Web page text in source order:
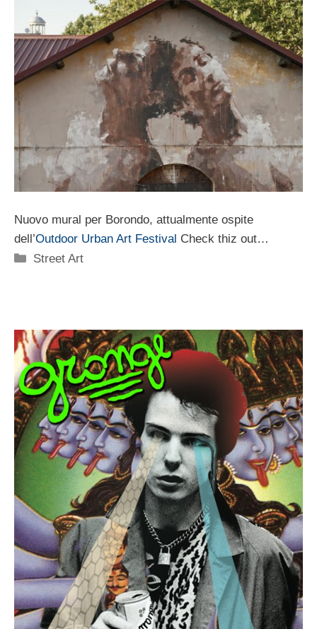
Nuovo mural per Borondo, attualmente ospite
dell’Outdoor Urban Art Festival Check thiz out…
Categorie
Street Art